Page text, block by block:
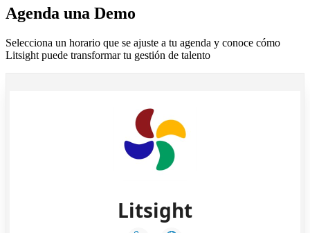
Agenda una Demo
Selecciona un horario que se ajuste a tu agenda y conoce cómo
Litsight puede transformar tu gestión de talento